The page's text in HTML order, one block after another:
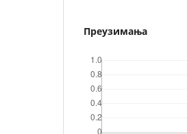
Преузимања